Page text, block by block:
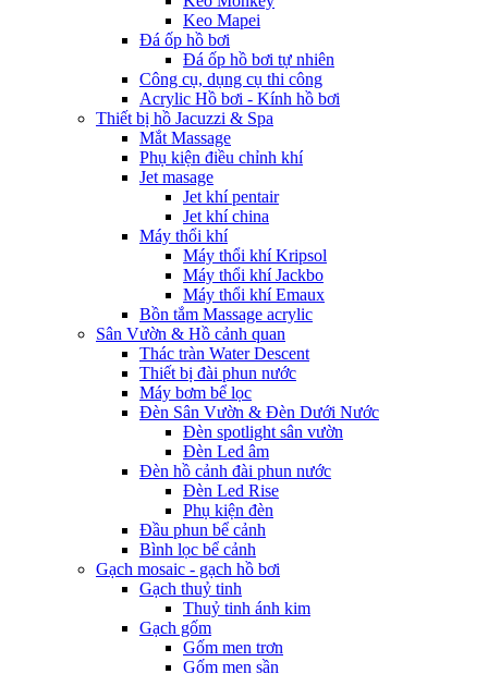
Keo Mapei
Đá ốp hồ bơi
Đá ốp hồ bơi tự nhiên
Công cụ, dụng cụ thi công
Acrylic Hồ bơi - Kính hồ bơi
Thiết bị hồ Jacuzzi & Spa
Mắt Massage
Phụ kiện điều chỉnh khí
Jet masage
Jet khí pentair
Jet khí china
Máy thổi khí
Máy thổi khí Kripsol
Máy thổi khí Jackbo
Máy thổi khí Emaux
Bồn tắm Massage acrylic
Sân Vườn & Hồ cảnh quan
Thác tràn Water Descent
Thiết bị đài phun nước
Máy bơm bể lọc
Đèn Sân Vườn & Đèn Dưới Nước
Đèn spotlight sân vườn
Đèn Led âm
Đèn hồ cảnh đài phun nước
Đèn Led Rise
Phụ kiện đèn
Đầu phun bể cảnh
Bình lọc bể cảnh
Gạch mosaic - gạch hồ bơi
Gạch thuỷ tinh
Thuỷ tinh ánh kim
Gạch gốm
Gốm men trơn
Gốm men sần